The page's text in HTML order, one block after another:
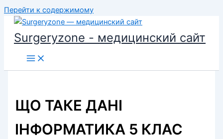
Перейти к содержимому
Surgeryzone - медицинский сайт
ЩО ТАКЕ ДАНІ
ІНФОРМАТИКА 5 КЛАС